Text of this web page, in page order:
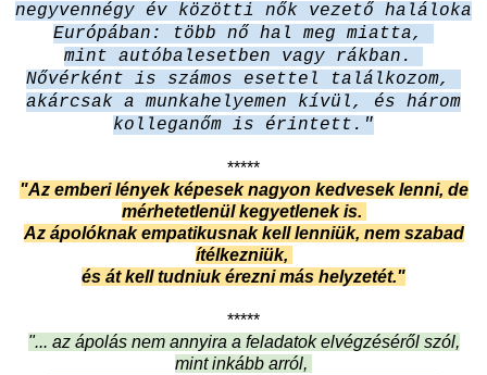
negyvennégy év közötti nők vezető haláloka
Európában: több nő hal meg miatta,
mint autóbalesetben vagy rákban.
Nővérként is számos esettel találkozom,
akárcsak a munkahelyemen kívül, és három
kolleganőm is érintett."
*****
"Az emberi lények képesek nagyon kedvesek lenni, de
mérhetetlenül kegyetlenek is.
Az ápolóknak empatikusnak kell lenniük, nem szabad
ítélkezniük,
és át kell tudniuk érezni más helyzetét."
*****
"... az ápolás nem annyira a feladatok elvégzéséről szól,
mint inkább arról,